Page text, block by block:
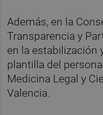
Además, en la
Transparencia y
en la estabilización
plantilla del
Medicina Legal y
Valencia.